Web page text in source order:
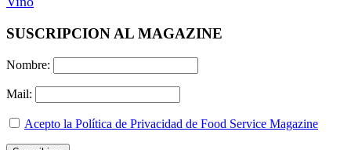
SUSCRIPCION AL MAGAZINE
Nombre:
Mail:
Acepto la Política de Privacidad de Food Service Magazine